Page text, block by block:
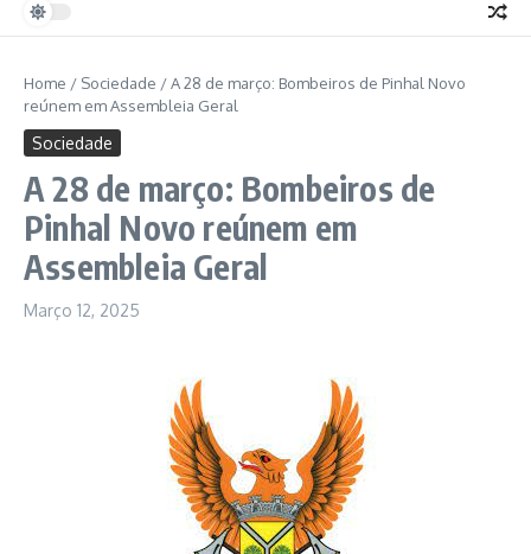
Home / Sociedade /A 28 de março: Bombeiros de Pinhal Novo
reúnem em Assembleia Geral
Sociedade
A 28 de março: Bombeiros de
Pinhal Novo reúnem em
Assembleia Geral
Março 12, 2025